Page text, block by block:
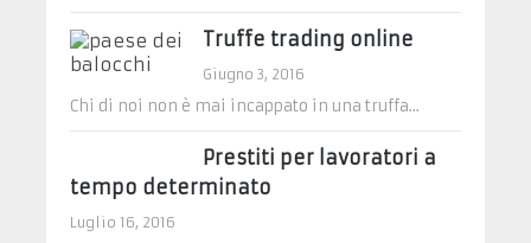
Truffe trading online
Giugno 3, 2016
Chi di noi non è mai incappato in una truffa...
Prestiti per lavoratori a
tempo determinato
Luglio 16, 2016